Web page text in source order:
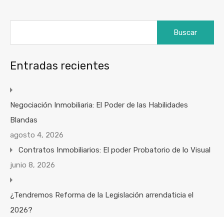
Entradas recientes
Negociación Inmobiliaria: El Poder de las Habilidades
Blandas
agosto 4, 2026
Contratos Inmobiliarios: El poder Probatorio de lo Visual
junio 8, 2026
¿Tendremos Reforma de la Legislación arrendaticia el
2026?